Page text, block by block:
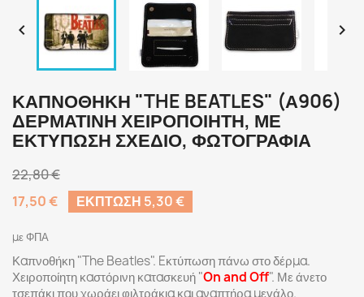
 
ΚΑΠΝΟΘΉΚΗ "THE BEATLES" (Α906)
ΔΕΡΜΆΤΙΝΗ ΧΕΙΡΟΠΟΊΗΤΗ, ΜΕ
ΕΚΤΎΠΩΣΗ ΣΧΈΔΙΟ, ΦΩΤΟΓΡΑΦΊΑ
22,80 €
17,50 €
ΈΚΠΤΩΣΗ 5,30 €
με ΦΠΑ
Καπνοθήκη "The Beatles". Eκτύπωση πάνω στο δέρμα.
Χειροποίητη καστόρινη κατασκευή "On and Off". Με άνετο
τσεπάκι που χωράει φιλτράκια και αναπτήρα μεγάλο.